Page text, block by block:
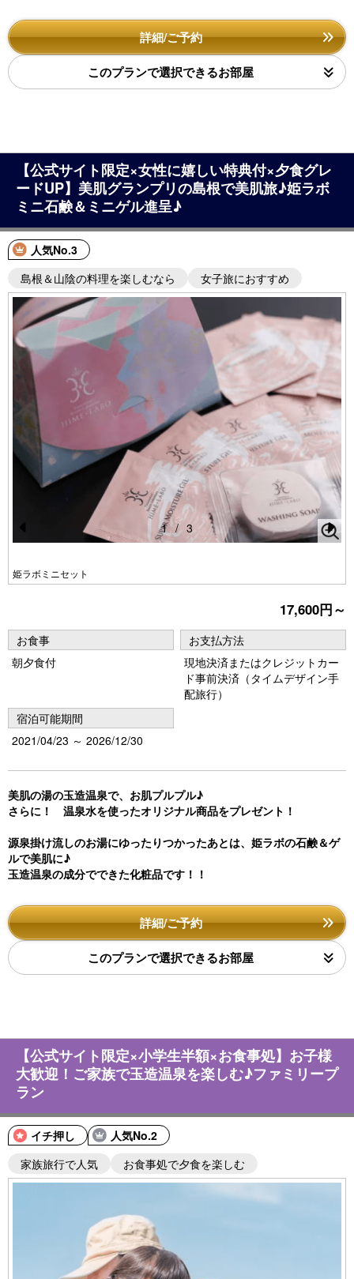
詳細/ご予約
このプランで選択できるお部屋
【公式サイト限定×女性に嬉しい特典付×夕食グレ
ードUP】美肌グランプリの島根で美肌旅♪姫ラボ
ミニ石鹸＆ミニゲル進呈♪
人気No.3
島根＆山陰の料理を楽しむなら
女子旅におすすめ
Pr
e
u
s
姫ラボミニセット
N
1 / 3
17,600円～
お食事
朝夕食付
お支払方法
現地決済またはクレジットカー
ド事前決済（タイムデザイン手
配旅行）
宿泊可能期間
2021/04/23 ～ 2026/12/30
美肌の湯の玉造温泉で、お肌プルプル♪
さらに！ 温泉水を使ったオリジナル商品をプレゼント！
源泉掛け流しのお湯にゆったりつかったあとは、姫ラボの石鹸＆ゲ
ルで美肌に♪
玉造温泉の成分でできた化粧品です！！
詳細/ご予約
このプランで選択できるお部屋
【公式サイト限定×小学生半額×お食事処】お子様
大歓迎！ご家族で玉造温泉を楽しむ♪ファミリープ
ラン
イチ押し
人気No.2
家族旅行で人気
お食事処で夕食を楽しむ